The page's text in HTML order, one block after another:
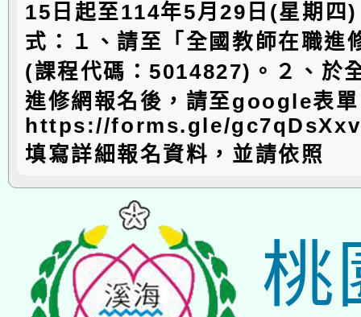
15日起至114年5月29日(星期四
式：１、請至「全國教師在職進
(課程代碼：5014827)。２、於
進修網報名後，請至google表單
https://forms.gle/
填寫詳細報名資料，並請依照
桃